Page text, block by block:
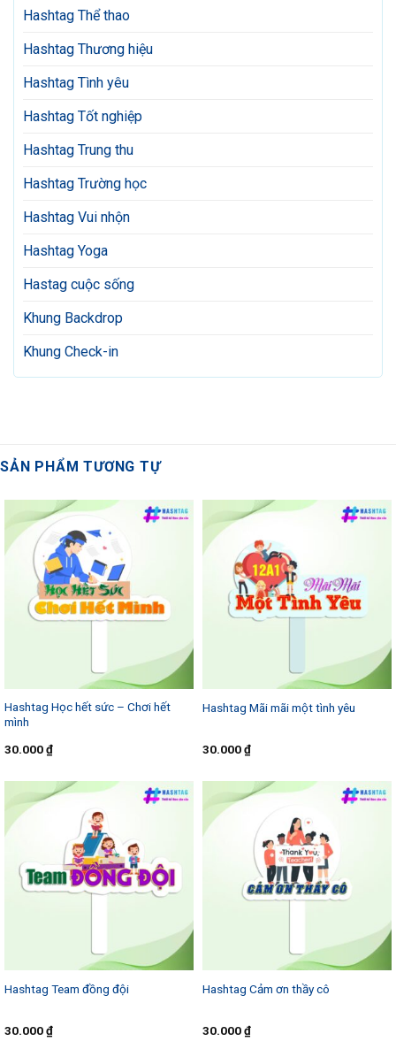
Hashtag Thể thao
Hashtag Thương hiệu
Hashtag Tình yêu
Hashtag Tốt nghiệp
Hashtag Trung thu
Hashtag Trường học
Hashtag Vui nhộn
Hashtag Yoga
Hastag cuộc sống
Khung Backdrop
Khung Check-in
SẢN PHẨM TƯƠNG TỰ
Hashtag Học hết sức – Chơi hết
mình
30.000₫
Hashtag Mãi mãi một tình yêu
30.000₫
Hashtag Team đồng đội
30.000₫
Hashtag Cảm ơn thầy cô
30.000₫